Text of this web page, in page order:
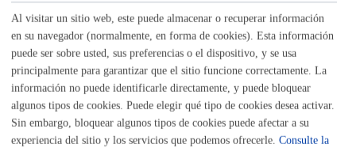
lingüística. (1 pdf).
Planos de información. (1 pdf)
Planos de ordenación. (1 pdf)
Normativa urbanística y ordenanzas. A publicar en
el BOG
Estudio de viabilidad económico financiera,
memoria de sostenibilidad económica y
documentación de tipo económico
Directrices de ordenación y gestión de la ejecución.
(1 pdf).
Resumen ejecutivo (1 pdf).
Al visitar un sitio web, este puede almacenar o recuperar información
en su navegador (normalmente, en forma de cookies). Esta información
puede ser sobre usted, sus preferencias o el dispositivo, y se usa
principalmente para garantizar que el sitio funcione correctamente. La
información no puede identificarle directamente, y puede bloquear
algunos tipos de cookies. Puede elegir qué tipo de cookies desea activar.
Sin embargo, bloquear algunos tipos de cookies puede afectar a su
experiencia del sitio y los servicios que podemos ofrecerle. Consulte la